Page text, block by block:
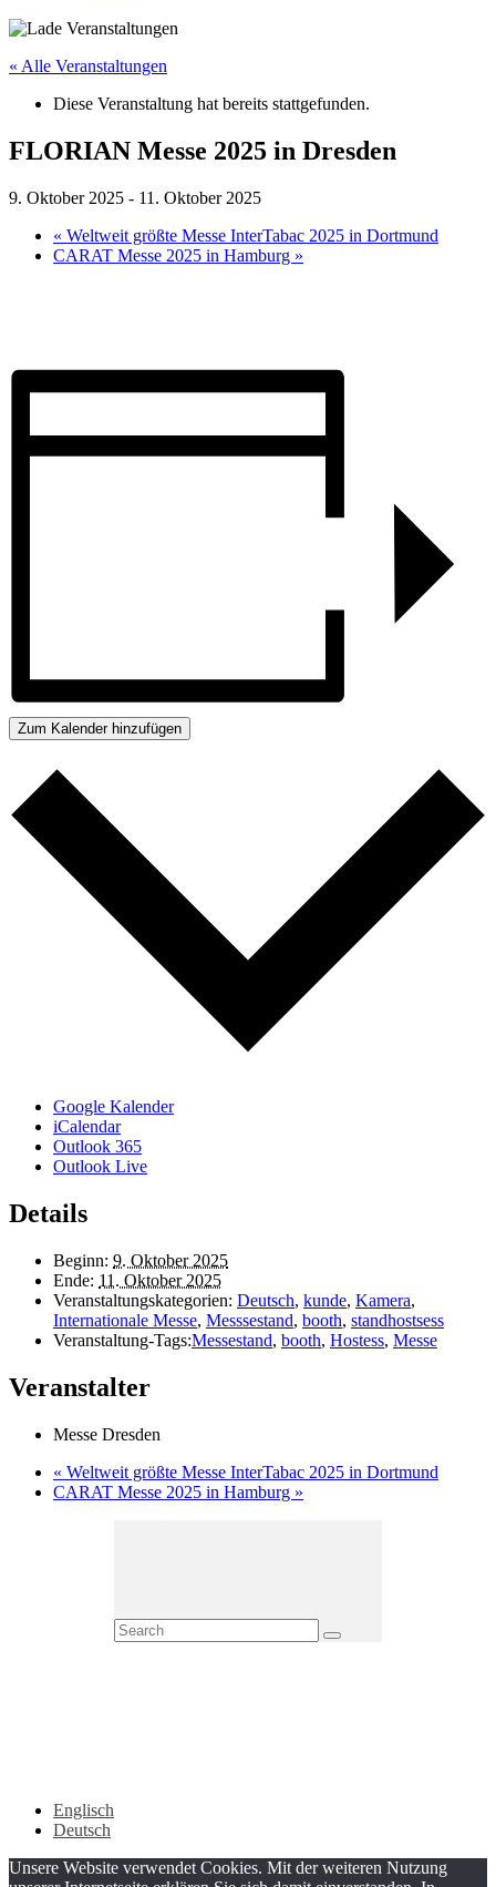
« Alle Veranstaltungen
Diese Veranstaltung hat bereits stattgefunden.
FLORIAN Messe 2025 in Dresden
9. Oktober 2025 - 11. Oktober 2025
« Weltweit größte Messe InterTabac 2025 in Dortmund
CARAT Messe 2025 in Hamburg »
Zum Kalender hinzufügen
Google Kalender
iCalendar
Outlook 365
Outlook Live
Details
Beginn: 9. Oktober 2025
Ende: 11. Oktober 2025
Veranstaltungskategorien: Deutsch, kunde, Kamera,
Internationale Messe, Messsestand, booth, standhostsess
Veranstaltung-Tags:Messestand, booth, Hostess, Messe
Veranstalter
Messe Dresden
« Weltweit größte Messe InterTabac 2025 in Dortmund
CARAT Messe 2025 in Hamburg »
Englisch
Deutsch
Unsere Website verwendet Cookies. Mit der weiteren Nutzung